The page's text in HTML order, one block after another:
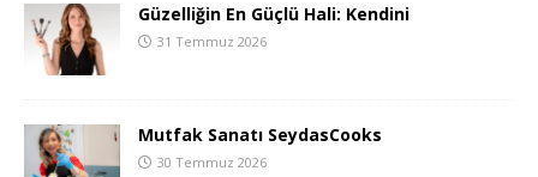
Güzelliğin En Güçlü Hali: Kendini
31 Temmuz 2026
Mutfak Sanatı SeydasCooks
30 Temmuz 2026